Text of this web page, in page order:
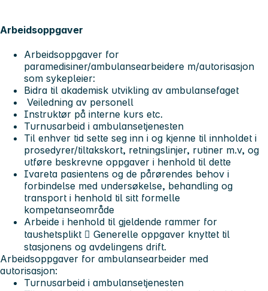
Arbeidsoppgaver
Arbeidsoppgaver for
paramedisiner/ambulansearbeidere m/autorisasjon
som sykepleier:
Bidra til akademisk utvikling av ambulansefaget
Veiledning av personell
Instruktør på interne kurs etc.
Turnusarbeid i ambulansetjenesten
Til enhver tid sette seg inn i og kjenne til innholdet i
prosedyrer/tiltakskort, retningslinjer, rutiner m.v, og
utføre beskrevne oppgaver i henhold til dette
Ivareta pasientens og de pårørendes behov i
forbindelse med undersøkelse, behandling og
transport i henhold til sitt formelle
kompetanseområde
Arbeide i henhold til gjeldende rammer for
taushetsplikt  Generelle oppgaver knyttet til
stasjonens og avdelingens drift.
Arbeidsoppgaver for ambulansearbeider med
autorisasjon:
Turnusarbeid i ambulansetjenesten